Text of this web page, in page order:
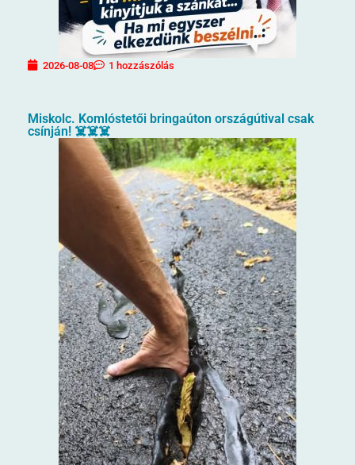
2026-08-08 1 hozzászólás
Miskolc. Komlóstetői bringaúton országútival csak
csínján! ☠️☠️☠️